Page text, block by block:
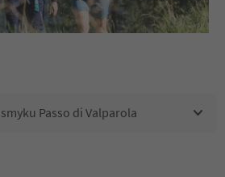
Passo di Valparola